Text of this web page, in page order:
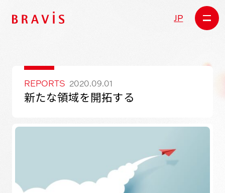
REPORTS 2020.09.01
新たな領域を開拓する
JP